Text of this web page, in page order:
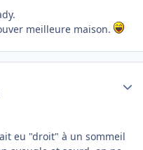
meilleure maison.
eu "droit" à un sommeil